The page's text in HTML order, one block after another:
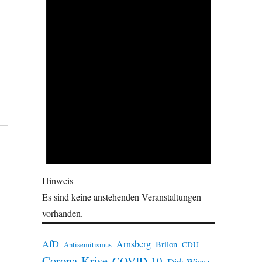
Hinweis
Es sind keine anstehenden Veranstaltungen
vorhanden.
AfD Antisemitismus Arnsberg Brilon CDU